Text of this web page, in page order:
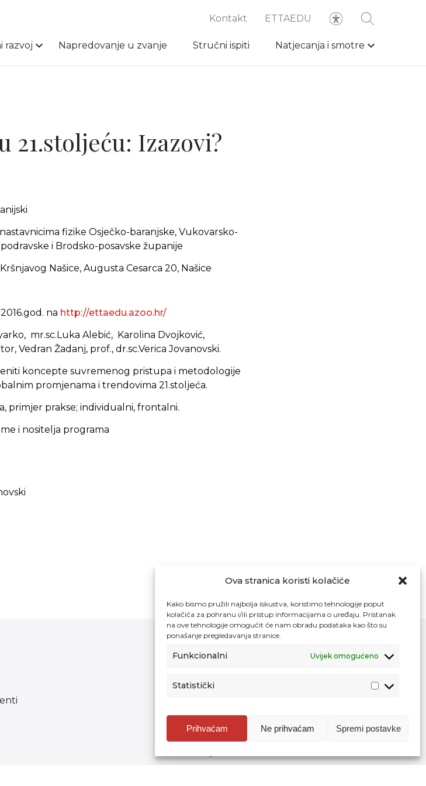
Ova stranica koristi kolačiće
Kako bismo pružili najbolja iskustva, koristimo tehnologije poput
kolačića za pohranu i/ili pristup informacijama o uređaju. Pristanak
na ove tehnologije omogućit će nam obradu podataka kao što su
ponašanje pregledavanja stranice.
Funkcionalni Uvijek omogućeno
Statistički
Prihvaćam Ne prihvaćam Spremi postavke
Kontakt ETTAEDU
razvoj Napredovanje u zvanje Stručni ispiti Natjecanja i smotre
21.stoljeću: Izazovi?
fizike Osječko-baranjske, Vukovarsko-
i Brodsko-posavske županije
Našice, Augusta Cesarca 20, Našice
na http://ettaedu.azoo.hr/
mr.sc.Luka Alebić, Karolina Dvojković,
Vedran Žadanj, prof., dr.sc.Verica Jovanovski.
koncepte suvremenog pristupa i metodologije
promjenama i trendovima 21.stoljeća.
primjer prakse; individualni, frontalni.
i nositelja programa
Pristup informacijama
Povjerljiva osoba za unutarnje prijavljivanje
nepravilnosti
Etički povjerenik Agencije za odgoj i